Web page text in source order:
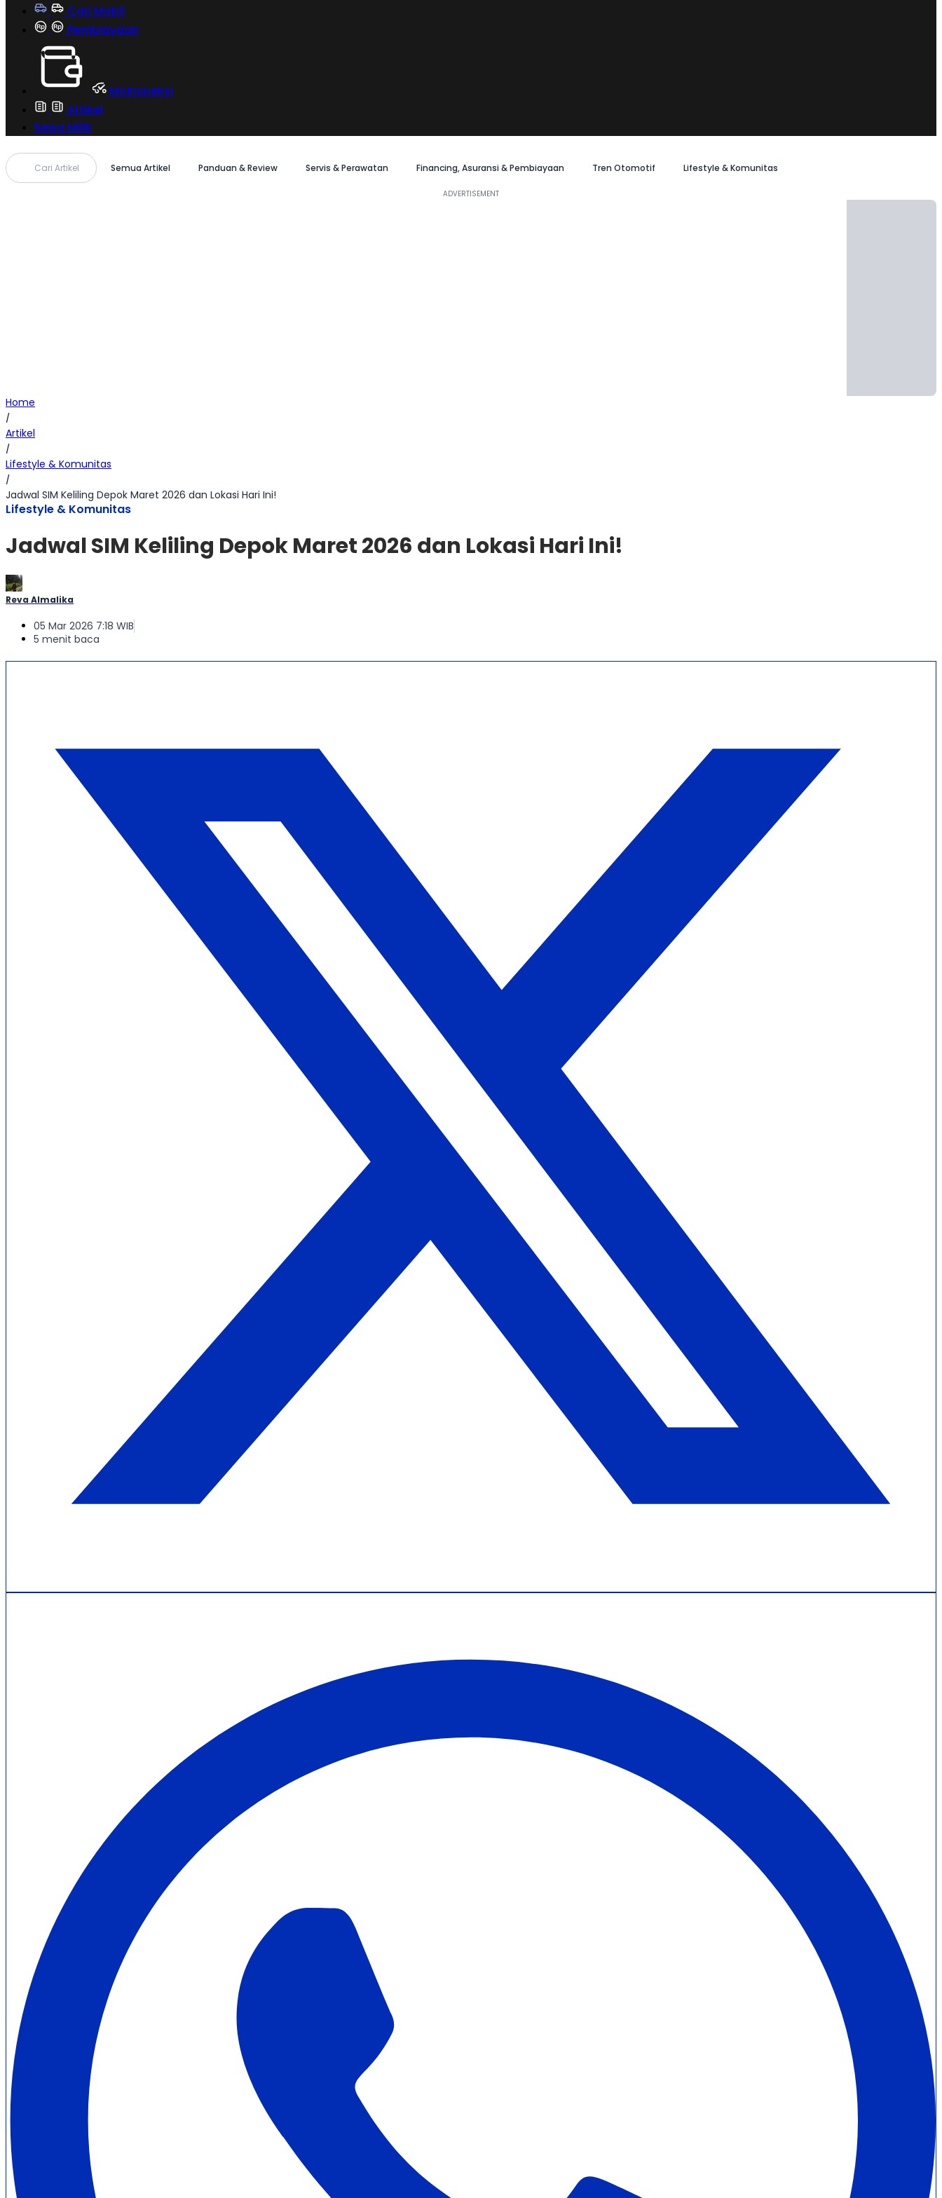
Cari Mobil
Pembiayaan
MoInspeksi
Artikel
Sewa Milik
Cari Artikel Semua Artikel Panduan & Review Servis & Perawatan Financing, Asuransi & Pembiayaan Tren Otomotif Lifestyle & Komunitas
Home
/
Artikel
/
Lifestyle & Komunitas
/
Jadwal SIM Keliling Depok Maret 2026 dan Lokasi Hari Ini!
Lifestyle & Komunitas
Jadwal SIM Keliling Depok Maret 2026 dan Lokasi Hari Ini!
Reva Almalika
05 Mar 2026 7:18 WIB
5 menit baca